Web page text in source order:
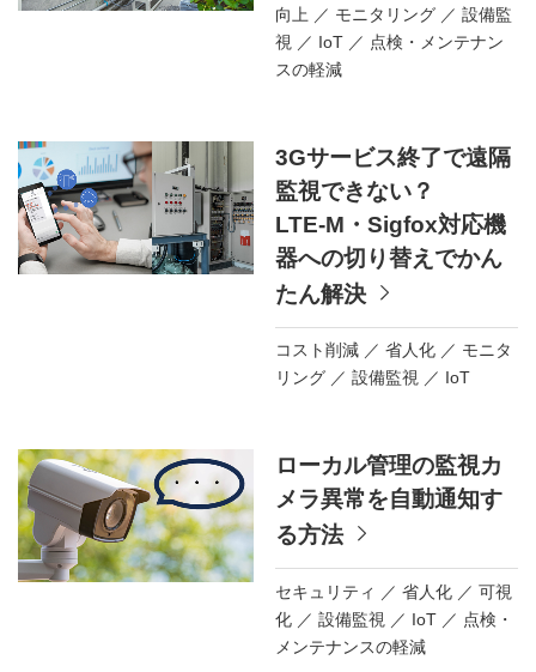
向上
モニタリング
設備監
視
IoT
点検・メンテナン
スの軽減
3Gサービス終了で遠隔
監視できない？
LTE-M・Sigfox対応機
器への切り替えでかん
たん解決
コスト削減 省人化
モニタ
リング
設備監視 IoT
ローカル管理の監視カ
メラ異常を自動通知す
る方法
セキュリティ 省人化
可視
化
設備監視 IoT
点検・
メンテナンスの軽減